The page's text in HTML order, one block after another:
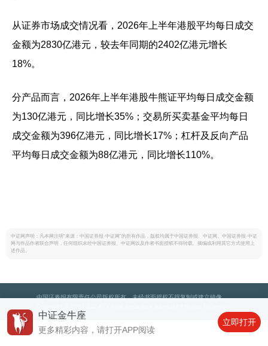
从证券市场成交情况看，2026年上半年港股平均每日成交
金额为2830亿港元，较去年同期的2402亿港元增长
18%。
分产品而言，2026年上半年港股牛熊证平均每日成交金额
为130亿港元，同比增长35%；交易所买卖基金平均每日
成交金额为396亿港元，同比增长17%；杠杆及反向产品
平均每日成交金额为88亿港元，同比增长110%。
中证网声明：凡本网注明“来源：中国证券报·中证网”的所有作品，版权均属于中国证券报、中证网。中国证券报·中证
网与作品作者联合声明，任何组织未经中国证券报、中证网以及作者书面授权不得转载、摘编或利用其它方式使用上
述作品。
中国证券报有限责任公司版权所有，未经书面授权不得复制或建立镜像。
中证金牛座
更多精彩内容，请打开APP阅读
立即打开